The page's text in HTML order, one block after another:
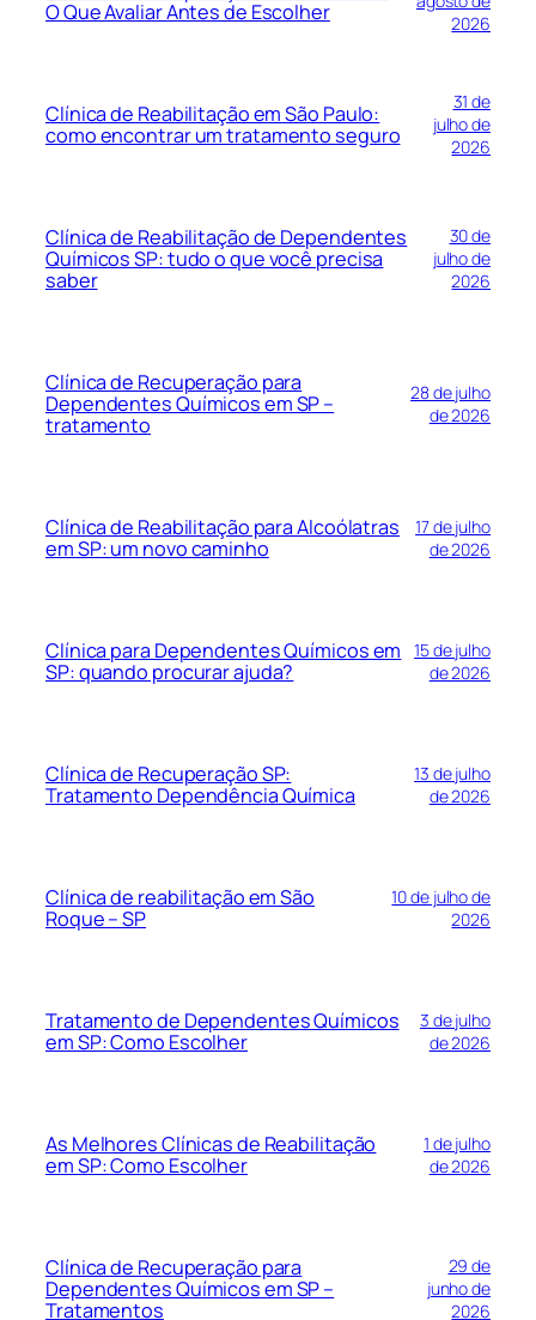
O Que Avaliar Antes de Escolher
2026
Clínica de Reabilitação em São Paulo:
como encontrar um tratamento seguro
31 de
julho de
2026
Clínica de Reabilitação de Dependentes
Químicos SP: tudo o que você precisa
saber
30 de
julho de
2026
Clínica de Recuperação para
Dependentes Químicos em SP –
tratamento
28 de julho
de 2026
Clínica de Reabilitação para Alcoólatras
em SP: um novo caminho
17 de julho
de 2026
Clínica para Dependentes Químicos em
SP: quando procurar ajuda?
15 de julho
de 2026
Clínica de Recuperação SP:
Tratamento Dependência Química
13 de julho
de 2026
Clínica de reabilitação em São
Roque – SP
10 de julho de
2026
Tratamento de Dependentes Químicos
em SP: Como Escolher
3 de julho
de 2026
As Melhores Clínicas de Reabilitação
em SP: Como Escolher
1 de julho
de 2026
Clínica de Recuperação para
Dependentes Químicos em SP –
Tratamentos
29 de
junho de
2026